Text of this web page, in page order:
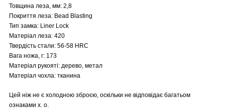
Товщина леза, мм: 2,8
Покриття леза: Bead Blasting
Тип замка: Liner Lock
Матеріал леза: 420
Твердість стали: 56-58 HRC
Вага ножа, г: 173
Матеріал рукояті: дерево, метал
Матеріал чохла: тканина
Цей ніж не є холодною зброєю, оскільки не відповідає багатьом
ознаками х. о.